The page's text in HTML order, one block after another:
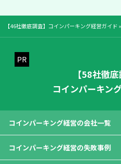
【46社徹底調査】コインパーキング経営ガイド »
【58社徹底
コインパーキン
コインパーキング経営の会社一覧
コインパーキング経営の失敗事例